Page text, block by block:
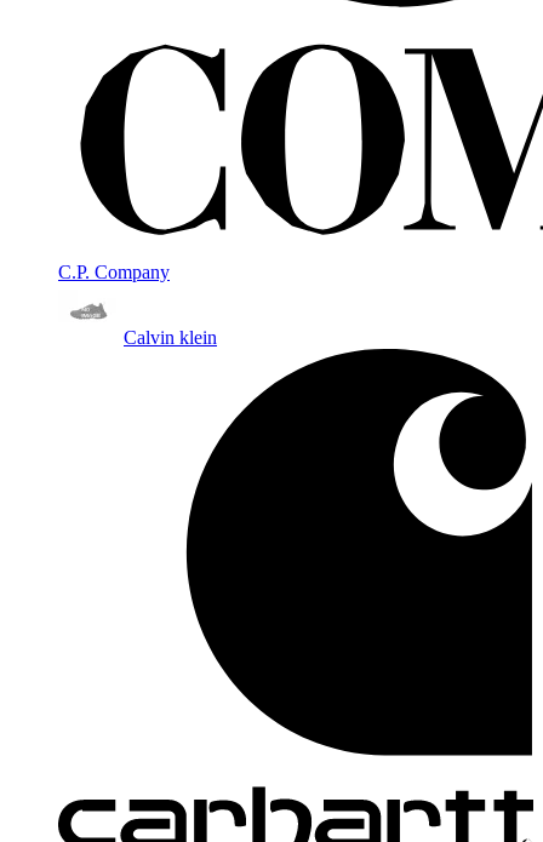
C.P. Company
Calvin klein